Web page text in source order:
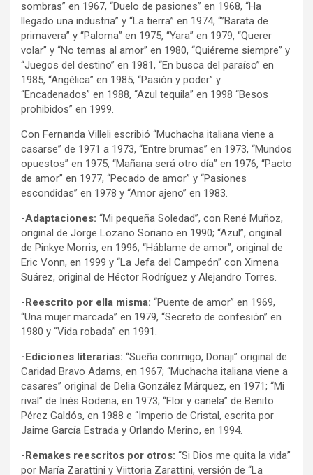
sombras” en 1967, “Duelo de pasiones” en 1968, “Ha
llegado una industria” y “La tierra” en 1974, “”Barata de
primavera” y “Paloma” en 1975, “Yara” en 1979, “Querer
volar” y “No temas al amor” en 1980, “Quiéreme siempre” y
“Juegos del destino” en 1981, “En busca del paraíso” en
1985, “Angélica” en 1985, “Pasión y poder” y
“Encadenados” en 1988, “Azul tequila” en 1998 “Besos
prohibidos” en 1999.
Con Fernanda Villeli escribió “Muchacha italiana viene a
casarse” de 1971 a 1973, “Entre brumas” en 1973, “Mundos
opuestos” en 1975, “Mañana será otro día” en 1976, “Pacto
de amor” en 1977, “Pecado de amor” y “Pasiones
escondidas” en 1978 y “Amor ajeno” en 1983.
-Adaptaciones: “Mi pequeña Soledad”, con René Muñoz,
original de Jorge Lozano Soriano en 1990; “Azul”, original
de Pinkye Morris, en 1996; “Háblame de amor”, original de
Eric Vonn, en 1999 y “La Jefa del Campeón” con Ximena
Suárez, original de Héctor Rodríguez y Alejandro Torres.
-Reescrito por ella misma: “Puente de amor” en 1969,
“Una mujer marcada” en 1979, “Secreto de confesión” en
1980 y “Vida robada” en 1991.
-Ediciones literarias: “Sueña conmigo, Donaji” original de
Caridad Bravo Adams, en 1967; “Muchacha italiana viene a
casares” original de Delia González Márquez, en 1971; “Mi
rival” de Inés Rodena, en 1973; “Flor y canela” de Benito
Pérez Galdós, en 1988 e “Imperio de Cristal, escrita por
Jaime García Estrada y Orlando Merino, en 1994.
-Remakes reescritos por otros: “Si Dios me quita la vida”
por María Zarattini y Viittoria Zarattini, versión de “La